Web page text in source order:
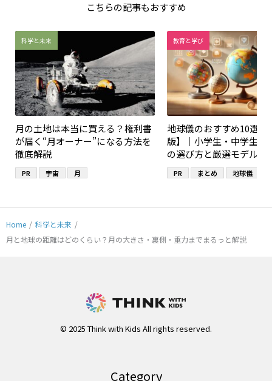
こちらの記事もおすすめ
科学と未来
月の土地は本当に買える？権利書
が届く“月オーナー”になる方法を
徹底解説
PR 宇宙 月
教育と学び
地球儀のおすすめ10選【
版】｜小学生・中学生・
の選び方と厳選モデル
PR まとめ 地球儀
Home / 科学と未来 /
月と地球の距離はどのくらい？月の大きさ・裏側・重力までまるっと解説
© 2025 Think with Kids All rights reserved.
Category